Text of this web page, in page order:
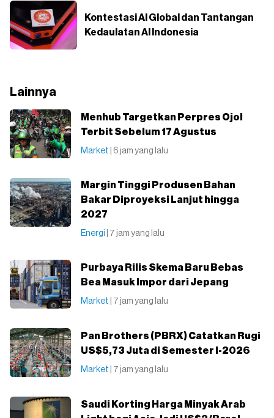
Kontestasi AI Global dan Tantangan
Kedaulatan AI Indonesia
Lainnya
Menhub Targetkan Perpres Ojol
Terbit Sebelum 17 Agustus
Market | 6 jam yang lalu
Margin Tinggi Produsen Bahan
Bakar Diproyeksi Lanjut hingga
2027
Energi | 7 jam yang lalu
Purbaya Rilis Skema Baru Bebas
Bea Masuk Impor dari Jepang
Market | 7 jam yang lalu
Pan Brothers (PBRX) Catatkan Rugi
US$5,73 Juta di Semester I-2026
Market | 7 jam yang lalu
Saudi Korting Harga Minyak Arab